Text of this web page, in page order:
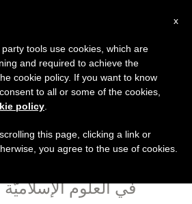
المسيحيّة على
الشرق الأوسط
في العلوم الإسلاميّة
x
tools use cookies, which are
and required to achieve the
cookie policy. If you want to know
to all or some of the cookies,
policy
this page, clicking a link or
you agree to the use of cookies.